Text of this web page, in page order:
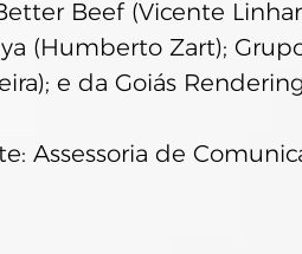
Beef (Vicente
(Humberto Zart);
e da Goiás
Assessoria de